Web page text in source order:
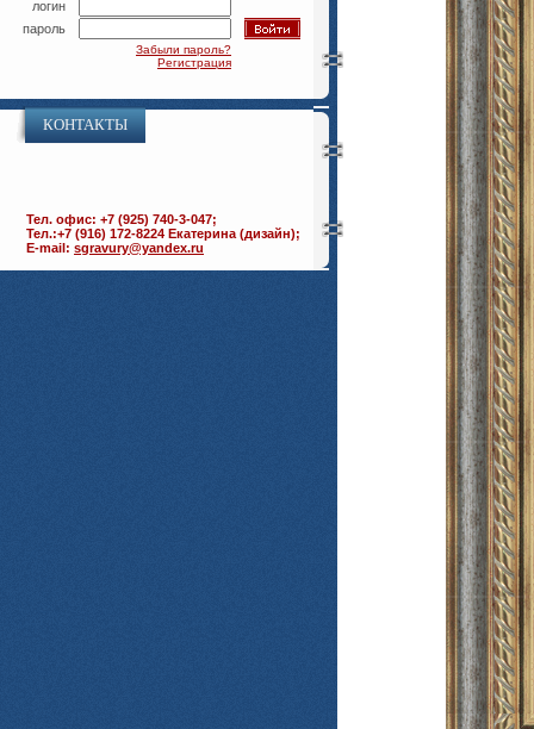
логин
пароль
Забыли пароль?
Регистрация
КОНТАКТЫ
Тел. офис: +7 (925) 740-3-047;
Тел.:+7 (916) 172-8224 Екатерина (дизайн);
E-mail: sgravury@yandex.ru